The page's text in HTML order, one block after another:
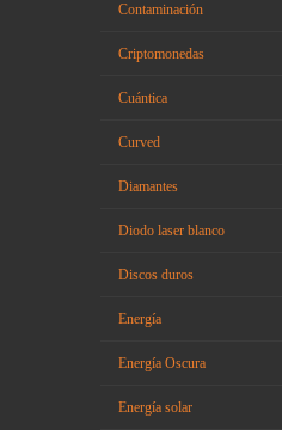
Contaminación
Criptomonedas
Cuántica
Curved
Diamantes
Diodo laser blanco
Discos duros
Energía
Energía Oscura
Energía solar